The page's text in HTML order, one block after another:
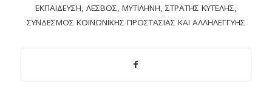
ΕΚΠΑΊΔΕΥΣΗ, ΛΈΣΒΟΣ, ΜΥΤΙΛΉΝΗ, ΣΤΡΑΤΉΣ ΚΎΤΕΛΗΣ,
ΣΎΝΔΕΣΜΟΣ ΚΟΙΝΩΝΙΚΉΣ ΠΡΟΣΤΑΣΊΑΣ ΚΑΙ ΑΛΛΗΛΕΓΓΎΗΣ